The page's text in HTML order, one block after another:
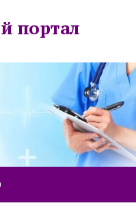
портал